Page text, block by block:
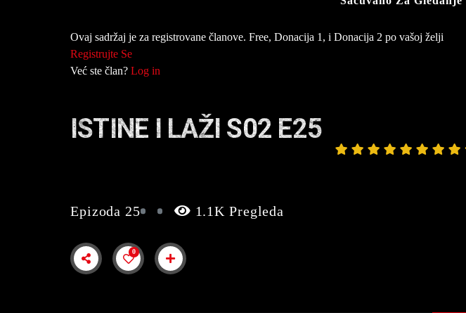
Ovaj sadržaj je za registrovane članove. Free, Donacija 1, i Donacija 2 po vašoj želji
Registrujte Se
Već ste član? Log in
ISTINE I LAŽI S02 E25
Epizoda 25 1.1K Pregleda
0